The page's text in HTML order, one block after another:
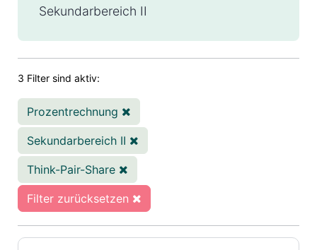
Sekundarbereich II
3 Filter sind aktiv:
Prozentrechnung
Sekundarbereich II
Think-Pair-Share
Filter zurücksetzen